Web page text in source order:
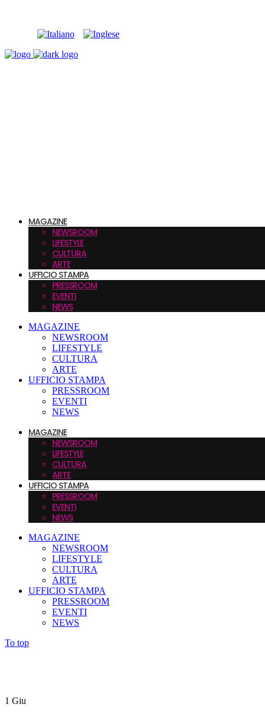
MAGAZINE
NEWSROOM
LIFESTYLE
CULTURA
ARTE
UFFICIO STAMPA
PRESSROOM
EVENTI
NEWS
MAGAZINE
NEWSROOM
LIFESTYLE
CULTURA
ARTE
UFFICIO STAMPA
PRESSROOM
EVENTI
NEWS
MAGAZINE
NEWSROOM
LIFESTYLE
CULTURA
ARTE
UFFICIO STAMPA
PRESSROOM
EVENTI
NEWS
MAGAZINE
NEWSROOM
LIFESTYLE
CULTURA
ARTE
UFFICIO STAMPA
PRESSROOM
EVENTI
NEWS
To top
1 Giu